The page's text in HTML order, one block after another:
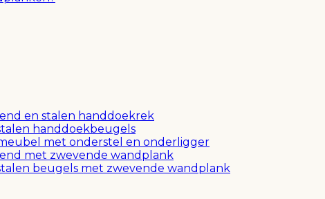
en stalen handdoekrek
handdoekbeugels
met onderstel en onderligger
met zwevende wandplank
beugels met zwevende wandplank